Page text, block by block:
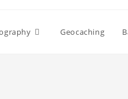
Geocaching